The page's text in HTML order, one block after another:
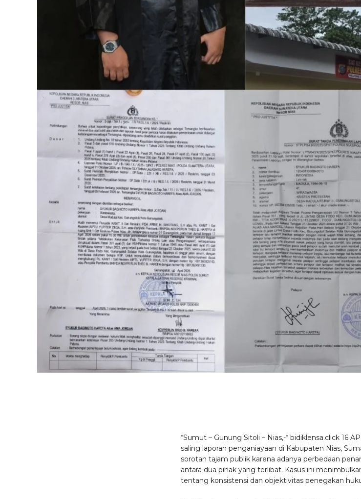
*Sumut – Gunung Sitoli – Nias,-* bidiklensa.click 16
saling laporan penganiayaan di Kabupaten Nias,
sorotan tajam publik karena adanya perbedaan
antara dua pihak yang terlibat. Kasus ini
tentang konsistensi dan objektivitas penegakan